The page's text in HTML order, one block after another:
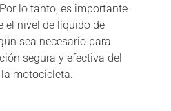
lo tanto, es importante
el nivel de líquido de
sea necesario para
segura y efectiva del
motocicleta.